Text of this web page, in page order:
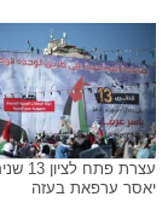
עצרת
יאסר ערפאת בעזה